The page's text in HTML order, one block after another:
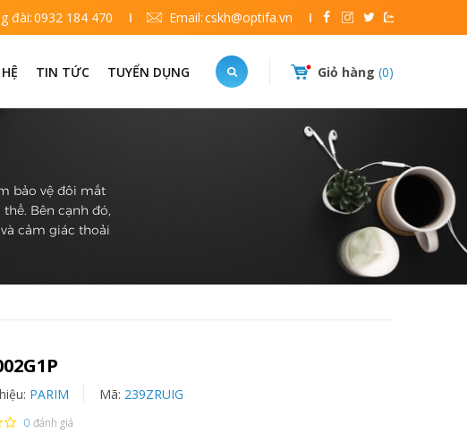
đài:0932 184 470 Email:cskh@optifa.vn
TIN TỨC TUYỂN DỤNG Giỏ hàng 0
bảo vệ đôi mắt
Bên cạnh đó,
cảm giác thoải
PARIM Mã: 239ZRUIG
0 đánh giá